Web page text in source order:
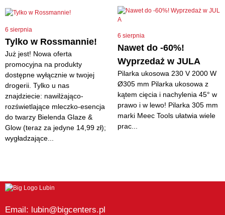
6 sierpnia
Tylko w Rossmannie!
Już jest! Nowa oferta
promocyjna na produkty
dostępne wyłącznie w twojej
drogerii. Tylko u nas
znajdziecie: nawilżająco-
rozświetlające mleczko-esencja
do twarzy Bielenda Glaze &
Glow (teraz za jedyne 14,99 zł);
wygładzające...
6 sierpnia
Nawet do -60%!
Wyprzedaż w JULA
Pilarka ukosowa 230 V 2000 W
Ø305 mm Pilarka ukosowa z
kątem cięcia i nachylenia 45° w
prawo i w lewo! Pilarka 305 mm
marki Meec Tools ułatwia wiele
prac...
Email: lubin@bigcenters.pl